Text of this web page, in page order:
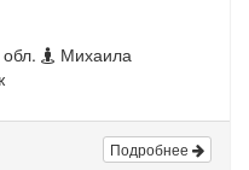
Михаила
Подробнее